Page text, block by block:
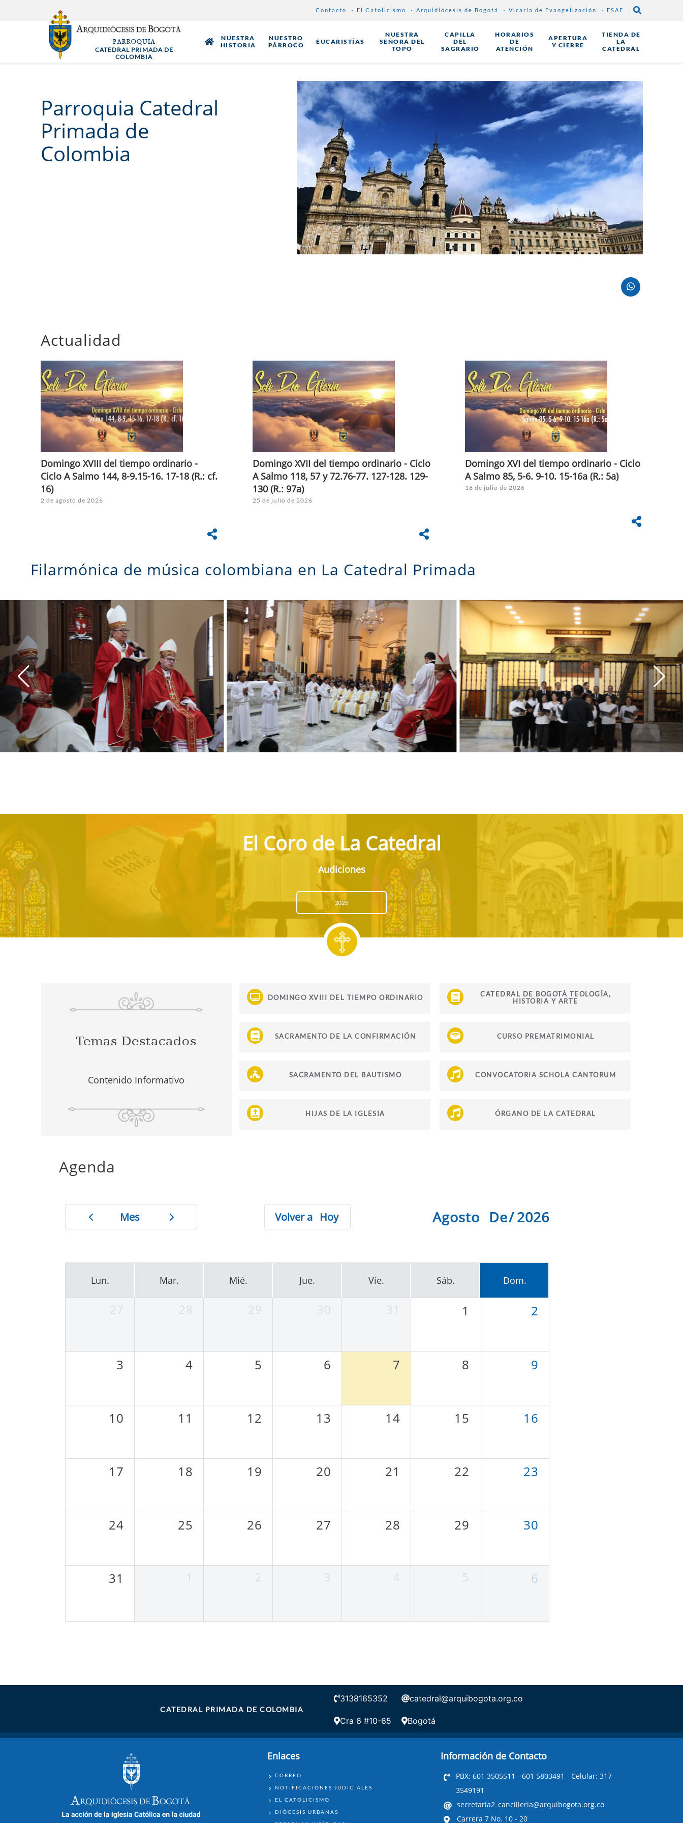
Contacto El Catolicismo Arquidiócesis de Bogotá Vicaría de Evangelización ESAE
PARROQUIA
CATEDRAL PRIMADA DE
COLOMBIA
NUESTRA
HISTORIA
NUESTRO
PÁRROCO
EUCARISTÍAS
NUESTRA
SEÑORA DEL
TOPO
CAPILLA
DEL
SAGRARIO
HORARIOS
DE
ATENCIÓN
APERTURA
Y CIERRE
TIENDA DE
LA
CATEDRAL
Parroquia Catedral
Primada de
Colombia
Actualidad
Domingo XVIII del tiempo ordinario -
Ciclo A Salmo 144, 8-9.15-16. 17-18 (R.: cf.
16)
2 de agosto de 2026
Domingo XVII del tiempo ordinario - Ciclo
A Salmo 118, 57 y 72.76-77. 127-128. 129-
130 (R.: 97a)
25 de julio de 2026
Domingo XVI del tiempo ordinario - Ciclo
A Salmo 85, 5-6. 9-10. 15-16a (R.: 5a)
18 de julio de 2026
Filarmónica de música colombiana en La Catedral Primada
El Coro de La Catedral
Audiciones
2026
Temas Destacados
Contenido Informativo
DOMINGO XVIII DEL TIEMPO ORDINARIO
CATEDRAL DE BOGOTÁ TEOLOGÍA,
HISTORIA Y ARTE
SACRAMENTO DE LA CONFIRMACIÓN CURSO PREMATRIMONIAL
SACRAMENTO DEL BAUTISMO CONVOCATORIA SCHOLA CANTORUM
HIJAS DE LA IGLESIA ÓRGANO DE LA CATEDRAL
Agenda
Hoy Agosto De 2026
Mes
Lun. Mar. Mié. Jue. Vie. Sáb. Dom.
27 28 29 30 31 1 2
3 4 5 6 7 8 9
10 11 12 13 14 15 16
17 18 19 20 21 22 23
24 25 26 27 28 29 30
31 1 2 3 4 5 6
CATEDRAL PRIMADA DE COLOMBIA
3138165352 catedral@arquibogota.org.co
Cra 6 #10-65 Bogotá
Enlaces
ENLACES
CORREO
NOTIFICACIONES JUDICIALES
EL CATOLICISMO
DIÓCESIS URBANAS
Información de Contacto
PBX: 601 3505511 - 601 5803491 - Celular: 317
3549191
secretaria2_cancilleria@arquibogota.org.co
Carrera 7 No. 10 - 20